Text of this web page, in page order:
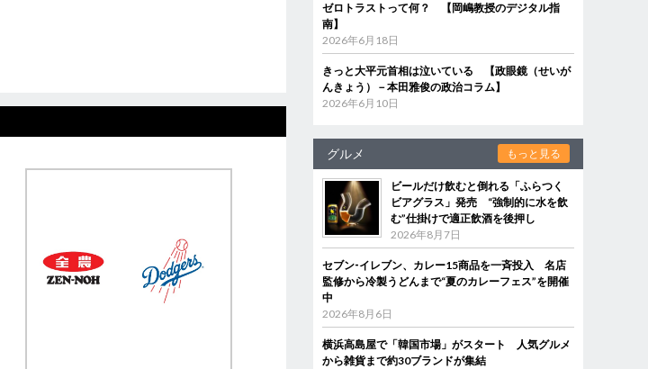
ゼロトラストって何？ 【岡嶋教授のデジタル指
南】
2026年6月18日
きっと大平元首相は泣いている 【政眼鏡（せいが
んきょう）－本田雅俊の政治コラム】
2026年6月10日
グルメ もっと見る
ビールだけ飲むと倒れる「ふらつく
ビアグラス」発売 “強制的に水を飲
む”仕掛けで適正飲酒を後押し
2026年8月7日
セブン‐イレブン、カレー15商品を一斉投入 名店
監修から冷製うどんまで“夏のカレーフェス”を開催
中
2026年8月6日
横浜高島屋で「韓国市場」がスタート 人気グルメ
から雑貨まで約30ブランドが集結